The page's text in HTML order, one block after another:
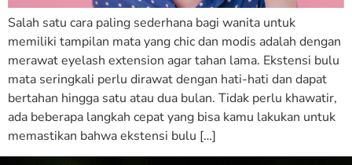
Salah satu cara paling sederhana bagi wanita untuk
memiliki tampilan mata yang chic dan modis adalah dengan
merawat eyelash extension agar tahan lama. Ekstensi bulu
mata seringkali perlu dirawat dengan hati-hati dan dapat
bertahan hingga satu atau dua bulan. Tidak perlu khawatir,
ada beberapa langkah cepat yang bisa kamu lakukan untuk
memastikan bahwa ekstensi bulu […]